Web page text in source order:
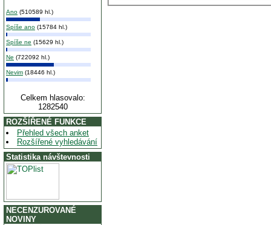
Ano (510589 hl.)
Spíše ano (15784 hl.)
Spíše ne (15629 hl.)
Ne (722092 hl.)
Nevim (18446 hl.)
Celkem hlasovalo:
1282540
ROZŠÍŘENÉ FUNKCE
Přehled všech anket
Rozšířené vyhledávání
Statistika návštevnosti
NECENZUROVANÉ
NOVINY